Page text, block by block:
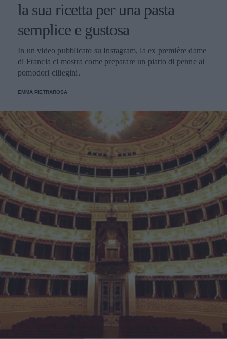
la sua ricetta per una pasta
semplice e gustosa
In un video pubblicato su Instagram, la ex première dame
di Francia ci mostra come preparare un piatto di penne ai
pomodori ciliegini.
EMMA PIETRAROSA